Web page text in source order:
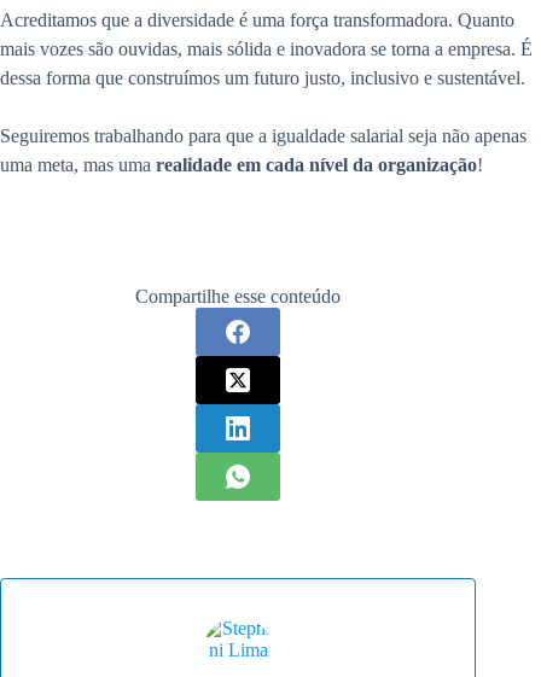
Acreditamos que a diversidade é uma força transformadora. Quanto
mais vozes são ouvidas, mais sólida e inovadora se torna a empresa. É
dessa forma que construímos um futuro justo, inclusivo e sustentável.
Seguiremos trabalhando para que a igualdade salarial seja não apenas
uma meta, mas uma realidade em cada nível da organização!
Compartilhe esse conteúdo